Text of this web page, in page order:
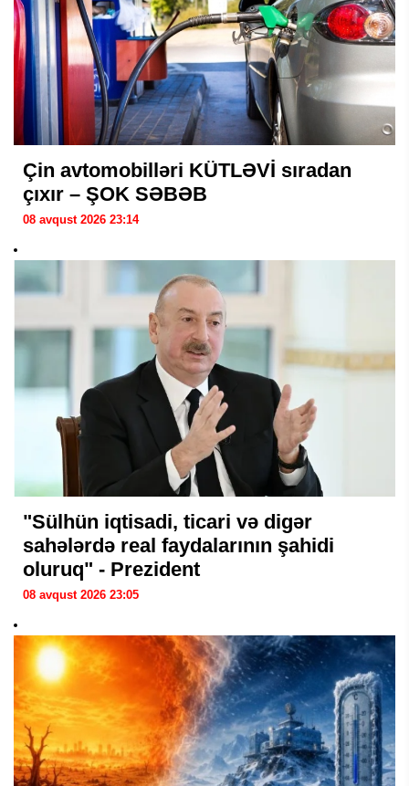
Çin avtomobilləri KÜTLƏVİ sıradan
çıxır – ŞOK SƏBƏB
08 avqust 2026 23:14
"Sülhün iqtisadi, ticari və digər
sahələrdə real faydalarının şahidi
oluruq" - Prezident
08 avqust 2026 23:05